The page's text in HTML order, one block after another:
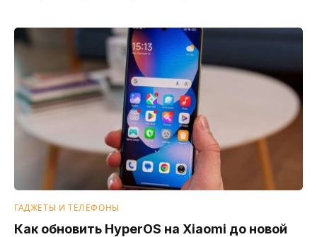
ГАДЖЕТЫ И ТЕЛЕФОНЫ
Как обновить HyperOS на Xiaomi до новой